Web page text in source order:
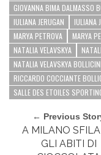
GIOVANNA BIMA DALMASSO
IULIANA JERUGAN
IULIANA
MARYA PETROVA
MARYA
NATALIA VELAVSKYA
NATALIA VELAVSKYA
RICCARDO COCCIANTE
SALLE DES ETOILES
← Previous
A MILANO
GLI ABITI DI